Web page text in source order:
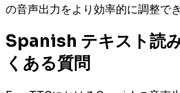
の音声出力をより効率的に調整でき
Spanish テキスト読
くある質問